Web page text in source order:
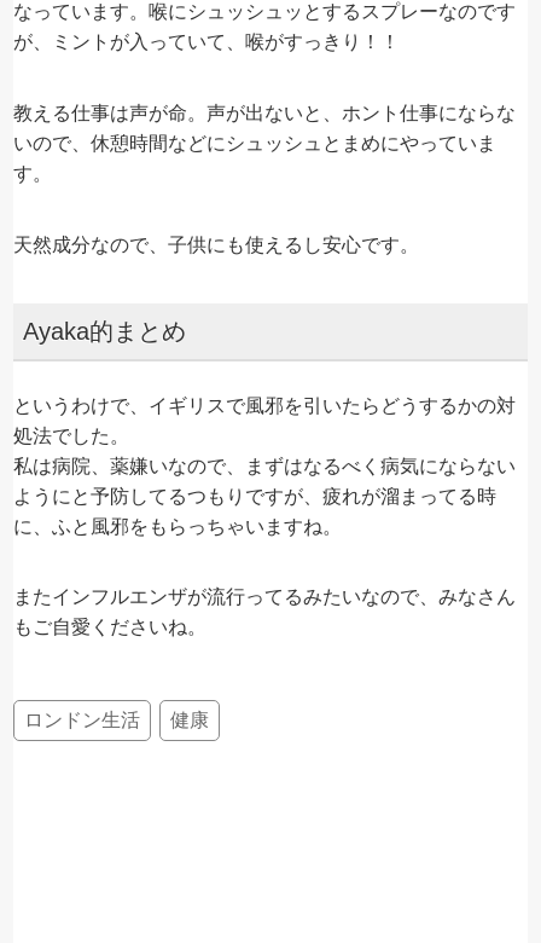
なっています。喉にシュッシュッとするスプレーなのです
が、ミントが入っていて、喉がすっきり！！
教える仕事は声が命。声が出ないと、ホント仕事にならな
いので、休憩時間などにシュッシュとまめにやっていま
す。
天然成分なので、子供にも使えるし安心です。
Ayaka的まとめ
というわけで、イギリスで風邪を引いたらどうするかの対
処法でした。
私は病院、薬嫌いなので、まずはなるべく病気にならない
ようにと予防してるつもりですが、疲れが溜まってる時
に、ふと風邪をもらっちゃいますね。
またインフルエンザが流行ってるみたいなので、みなさん
もご自愛くださいね。
ロンドン生活 健康